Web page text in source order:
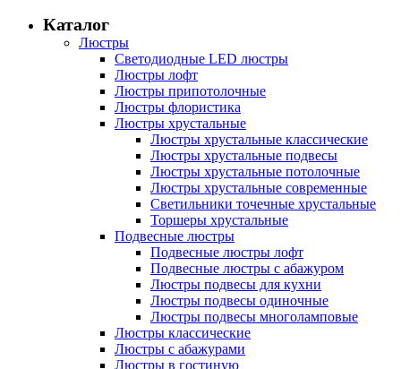
Каталог
Люстры
Светодиодные LED люстры
Люстры лофт
Люстры припотолочные
Люстры флористика
Люстры хрустальные
Люстры хрустальные классические
Люстры хрустальные подвесы
Люстры хрустальные потолочные
Люстры хрустальные современные
Светильники точечные хрустальные
Торшеры хрустальные
Подвесные люстры
Подвесные люстры лофт
Подвесные люстры с абажуром
Люстры подвесы для кухни
Люстры подвесы одиночные
Люстры подвесы многоламповые
Люстры классические
Люстры с абажурами
Люстры в гостиную